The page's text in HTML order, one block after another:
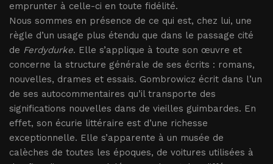
emprunter à celle-ci en toute fidélité.
Nous sommes en présence de ce qui est, chez lui, une
règle d’un usage plus étendu que dans le passage cité
de Ferdydurke. Elle s’applique à toute son œuvre et
concerne la structure générale de ses écrits : romans,
nouvelles, drames et essais. Gombrowicz écrit dans l’un
de ses autocommentaires qu’il transporte des
significations nouvelles dans de vieilles guimbardes. En
effet, son écurie littéraire est d’une richesse
exceptionnelle. Elle s’apparente à un musée de
calèches de toutes les époques, de voitures utilisées à